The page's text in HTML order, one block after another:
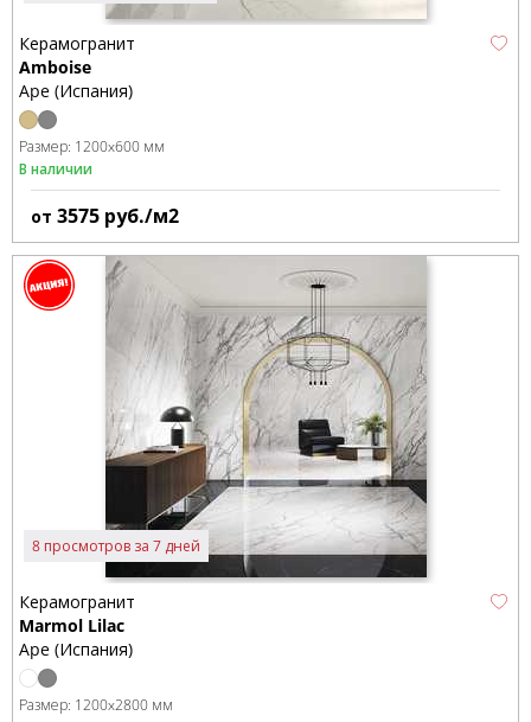
Керамогранит
Amboise
Ape (Испания)
Размер: 1200x600 мм
В наличии
от 3575 руб./м2
8 просмотров за 7 дней
Керамогранит
Marmol Lilac
Ape (Испания)
Размер: 1200x2800 мм